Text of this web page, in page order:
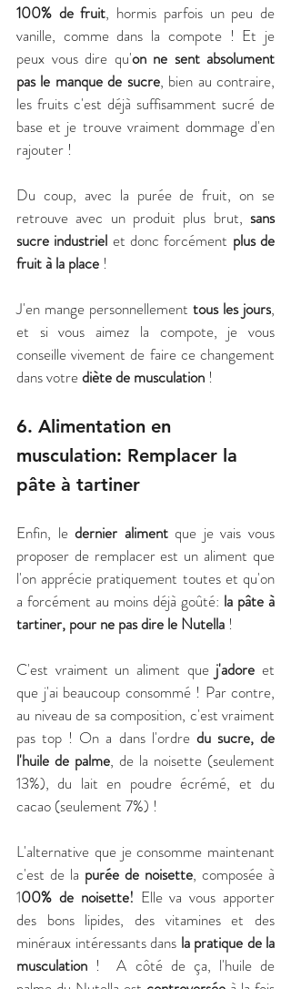
100% de fruit, hormis parfois un peu de
vanille, comme dans la compote ! Et je
peux vous dire qu'on ne sent absolument
pas le manque de sucre, bien au contraire,
les fruits c'est déjà suffisamment sucré de
base et je trouve vraiment dommage d'en
rajouter !
Du coup, avec la purée de fruit, on se
retrouve avec un produit plus brut, sans
sucre industriel et donc forcément plus de
fruit à la place !
J'en mange personnellement tous les jours,
et si vous aimez la compote, je vous
conseille vivement de faire ce changement
dans votre diète de musculation !
6. Alimentation en
musculation: Remplacer la
pâte à tartiner
Enfin, le dernier aliment que je vais vous
proposer de remplacer est un aliment que
l'on apprécie pratiquement toutes et qu'on
a forcément au moins déjà goûté: la pâte à
tartiner, pour ne pas dire le Nutella !
C'est vraiment un aliment que j'adore et
que j'ai beaucoup consommé ! Par contre,
au niveau de sa composition, c'est vraiment
pas top ! On a dans l'ordre du sucre, de
l'huile de palme, de la noisette (seulement
13%), du lait en poudre écrémé, et du
cacao (seulement 7%) !
L'alternative que je consomme maintenant
c'est de la purée de noisette, composée à
100% de noisette! Elle va vous apporter
des bons lipides, des vitamines et des
minéraux intéressants dans la pratique de la
musculation !  A côté de ça, l'huile de